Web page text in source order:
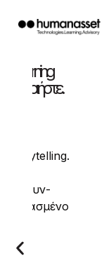
και με